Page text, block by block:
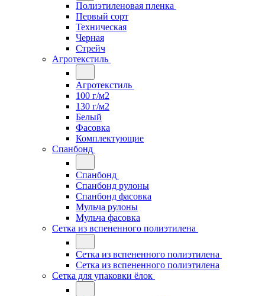
Полиэтиленовая пленка
Первый сорт
Техническая
Черная
Стрейч
Агротекстиль
Агротекстиль
100 г/м2
130 г/м2
Белый
Фасовка
Комплектующие
Спанбонд
Спанбонд
Спанбонд рулоны
Спанбонд фасовка
Мульча рулоны
Мульча фасовка
Сетка из вспененного полиэтилена
Сетка из вспененного полиэтилена
Сетка из вспененного полиэтилена
Сетка для упаковки ёлок